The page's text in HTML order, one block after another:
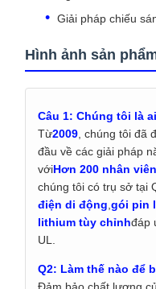
Giải pháp chiếu
Hình ảnh sản
Câu 1: Chúng tôi là
Từ2009 , chúng tôi đã
đầu về các giải pháp
vớiHơn 200 nhân viên
chúng tôi có trụ sở tại
điện di động gói pin
lithium tùy chỉnhđáp
UL.
Q2: Làm thế nào để